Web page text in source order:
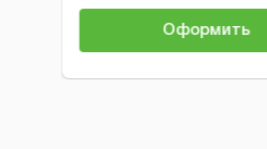
Оформить